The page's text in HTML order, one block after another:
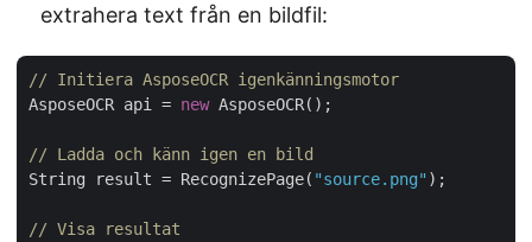
extrahera text från en bildfil:
// Initiera AsposeOCR igenkänningsmotor
AsposeOCR api = new AsposeOCR();
// Ladda och känn igen en bild
String result = RecognizePage( "source.png" );
// Visa resultat